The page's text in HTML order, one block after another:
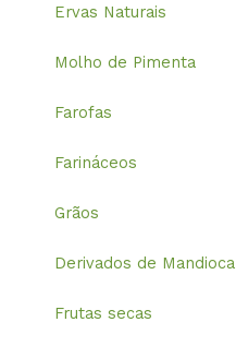
Ervas Naturais
Molho de Pimenta
Farofas
Farináceos
Grãos
Derivados de Mandioca
Frutas secas